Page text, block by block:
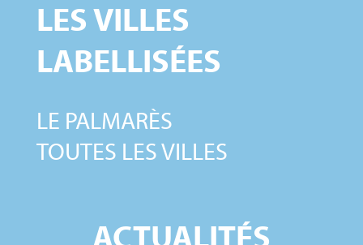
LES VILLES
LABELLISÉES
LE PALMARÈS
TOUTES LES VILLES
ACTUALITÉS